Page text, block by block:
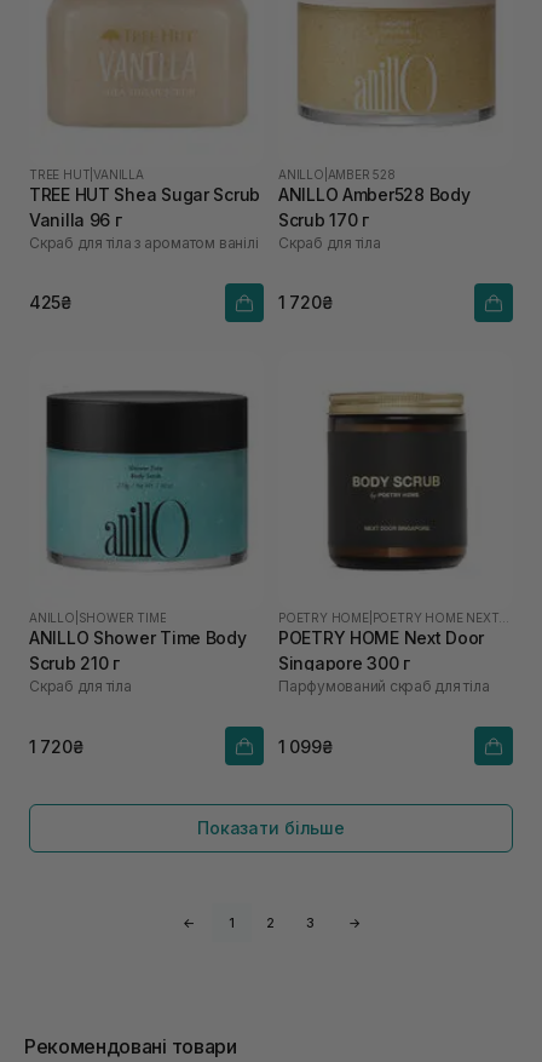
TREE HUT |VANILLA
TREE HUT Shea Sugar Scrub
Vanilla 96 г
Скраб для тіла з ароматом ванілі
425₴
ANILLO AMBER 528
ANILLO Amber528 Body
Scrub 170 г
Скраб для тіла
1 720₴
ANILLO SHOWER TIME
ANILLO Shower Time Body
Scrub 210 г
Скраб для тіла
1 720₴
POETRY HOME| POETRY HOME NEXT DOOR SINGAPORE
POETRY HOME Next Door
Singapore 300 г
Парфумований скраб для тіла
1 099₴
Показати більше
← 1 2 3 →
Рекомендовані товари